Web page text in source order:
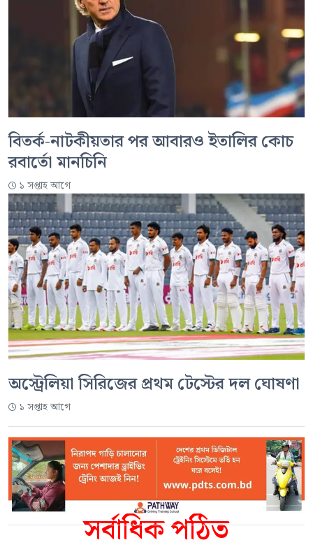
সর্বাধিক পঠিত
বিতর্ক-নাটকীয়তার পর আবারও ইতালির কোচ
রবার্তো মানচিনি
১ সপ্তাহ আগে
অস্ট্রেলিয়া সিরিজের প্রথম টেস্টের দল ঘোষণা
১ সপ্তাহ আগে